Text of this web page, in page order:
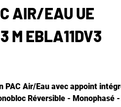
AIR/EAU UE
M EBLA11DV3
PAC Air/Eau avec appoint
Réversible - Monophasé -